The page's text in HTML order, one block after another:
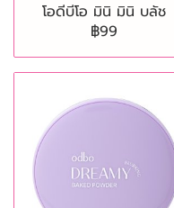
โอดีบีโอ มินิ มินิ บลัช
฿99